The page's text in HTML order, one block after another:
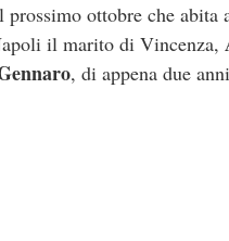
ottobre che abita
il marito di Vincenza,
, di appena due